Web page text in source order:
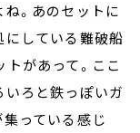
。あのセットに
にしている難破船
があって。ここ
いろと鉄っぽいガ
っている感じ